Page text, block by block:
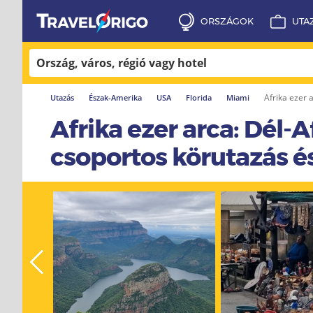
ORSZÁGOK
«
Utazás Észak-Amerika USA Florida Miami Afrika ezer
Afrika ezer arca: Dél-
csoportos körutazás
next